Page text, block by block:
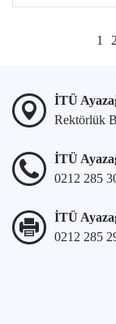
1 2
İTÜ
Rektörlük
İTÜ
0212 285
İTÜ
0212 285